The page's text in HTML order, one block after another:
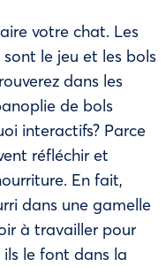
votre chat. Les
le jeu et les bols
dans les
de bols
interactifs? Parce
réfléchir et
En fait,
dans une gamelle
à travailler pour
le font dans la